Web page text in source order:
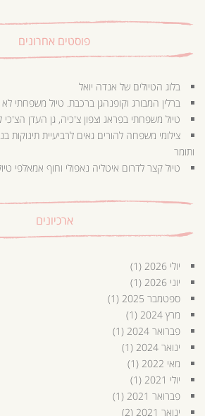
פוסטים אחרונים
בלוג הטיולים של אנדה יואל
ברלין המבורג וקופנהגן ברכבת. טיול משפחתי לא
טיול משפחתי בפראג וצפון צ'כיה, גן העדן הצ'כי
צילומי משפחה להורים גאים לרביעיית תינוקות
ותומר
טיול קצר לדרום איטליה נאפולי וחוף אמאלפי טיול
ארכיונים
יולי 2026
(1)
יוני 2026
(1)
ספטמבר 2025
(1)
מרץ 2024
(1)
פברואר 2024
(1)
ינואר 2024
(1)
מאי 2022
(1)
יולי 2021
(1)
פברואר 2021
(1)
ינואר 2021
(2)